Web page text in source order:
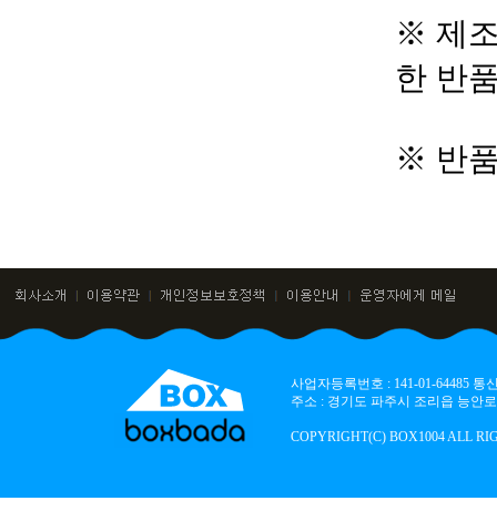
※ 제
한 반
※ 반
사업자등록번호 : 141-01-64485
주소 : 경기도 파주시 조리읍 능안
COPYRIGHT(C) BOX1004 ALL